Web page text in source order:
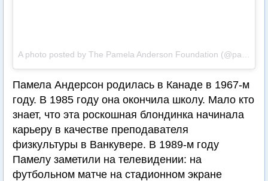
Памела Андерсон родилась в Канаде в 1967-м
году. В 1985 году она окончила школу. Мало кто
знает, что эта роскошная блондинка начинала
карьеру в качестве преподавателя
физкультуры в Ванкувере. В 1989-м году
Памелу заметили на телевидении: на
футбольном матче на стадионном экране